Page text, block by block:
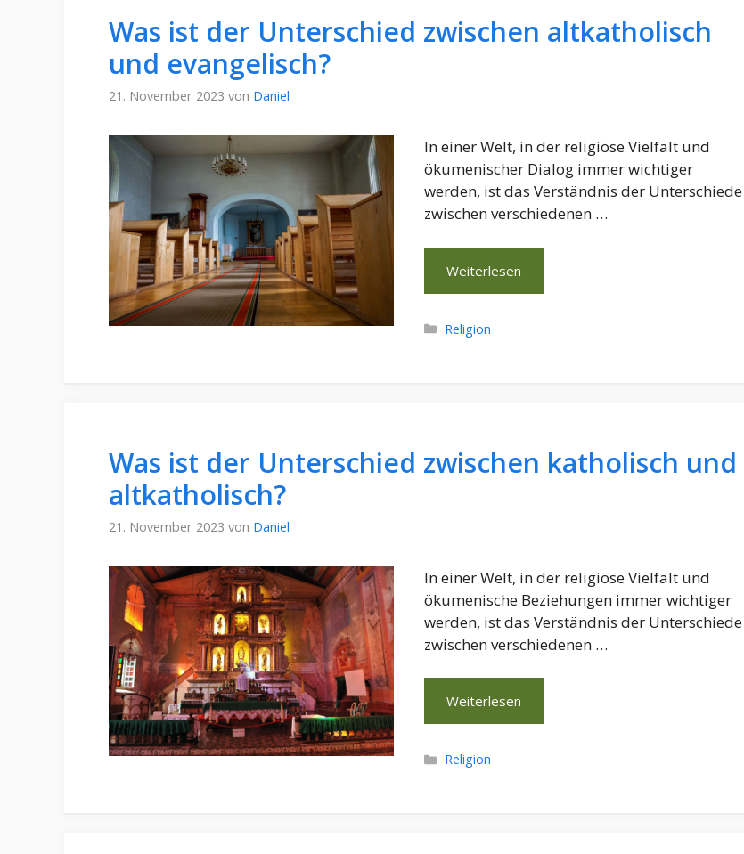
Was ist der Unterschied zwischen altkatholisch
und evangelisch?
21. November 2023 von Daniel
In einer Welt, in der religiöse Vielfalt und
ökumenischer Dialog immer wichtiger
werden, ist das Verständnis der Unterschiede
zwischen verschiedenen …
Weiterlesen
Kategorien
Religion
Was ist der Unterschied zwischen katholisch und
altkatholisch?
21. November 2023 von Daniel
In einer Welt, in der religiöse Vielfalt und
ökumenische Beziehungen immer wichtiger
werden, ist das Verständnis der Unterschiede
zwischen verschiedenen …
Weiterlesen
Kategorien
Religion